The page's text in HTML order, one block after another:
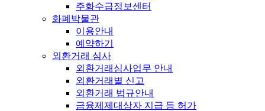
주화수급정보센터
화폐박물관
이용안내
예약하기
외환거래 심사
외환거래심사업무 안내
외환거래별 신고
외환거래 법규안내
금융제제대상자 지급 등 허가